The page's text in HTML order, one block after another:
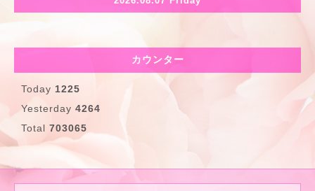
カウンター
Today 1225
Yesterday 4264
Total 703065